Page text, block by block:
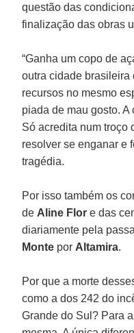
questão das
finalização das obras
“Ganha um copo de
outra cidade brasileira
recursos no mesmo
piada de mau gosto.
Só acredita num troço
resolver se enganar e
tragédia.
Por isso também os
de Aline Flor e das
diariamente pela
Monte por Altamira.
Por que a morte
como a dos 242 do
Grande do Sul? Para